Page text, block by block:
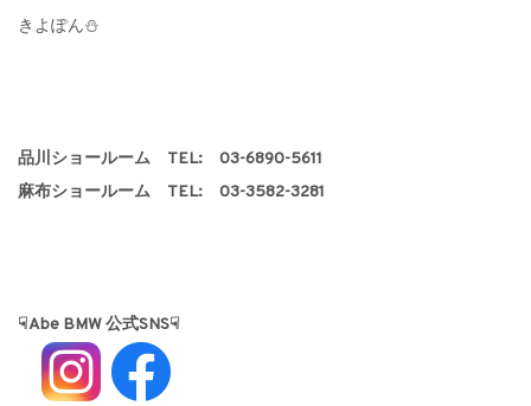
きよぽん⛄
品川ショールーム TEL: 03-6890-5611
麻布ショールーム TEL: 03-3582-3281
☟Abe BMW 公式SNS☟